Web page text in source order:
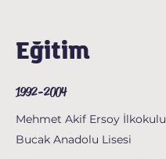
Eğitim
1992-2004
Mehmet Akif Ersoy İlkokulu
Bucak Anadolu Lisesi